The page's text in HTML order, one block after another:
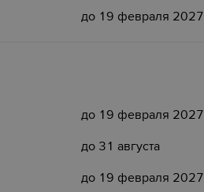
до 19 февраля 2027
до 19 февраля 2027
до 31 августа
до 19 февраля 2027